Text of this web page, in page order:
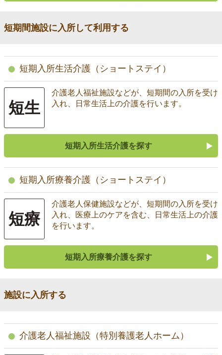
短期間施設に入所して利用する
短期入所生活介護（ショートステイ）
短生
介護老人福祉施設などが、短期間の入所を受け
入れ、日常生活上の介護を行います。
短期入所生活介護を探す
短期入所療養介護（ショートステイ）
短療
介護老人保健施設などが、短期間の入所を受け
入れ、医療上のケアを含む、日常生活上の介護
を行います。
短期入所療養介護を探す
施設に入所する
介護老人福祉施設（特別養護老人ホーム）